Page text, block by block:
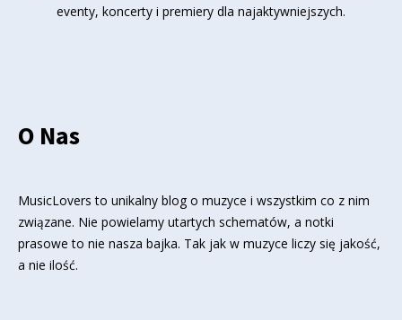
eventy, koncerty i premiery dla najaktywniejszych.
O Nas
MusicLovers to unikalny blog o muzyce i wszystkim co z nim
związane. Nie powielamy utartych schematów, a notki
prasowe to nie nasza bajka. Tak jak w muzyce liczy się jakość,
a nie ilość.